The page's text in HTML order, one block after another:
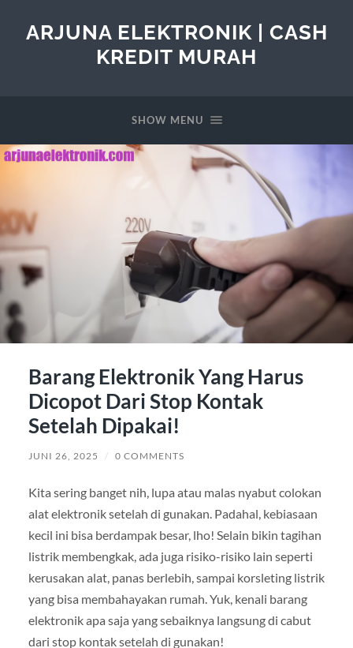
ARJUNA ELEKTRONIK | CASH
KREDIT MURAH
SHOW MENU
Barang Elektronik Yang Harus
Dicopot Dari Stop Kontak
Setelah Dipakai!
JUNI 26, 2025 / 0 COMMENTS
Kita sering banget nih, lupa atau malas nyabut colokan
alat elektronik setelah di gunakan. Padahal, kebiasaan
kecil ini bisa berdampak besar, lho! Selain bikin tagihan
listrik membengkak, ada juga risiko-risiko lain seperti
kerusakan alat, panas berlebih, sampai korsleting listrik
yang bisa membahayakan rumah. Yuk, kenali barang
elektronik apa saja yang sebaiknya langsung di cabut
dari stop kontak setelah di gunakan!